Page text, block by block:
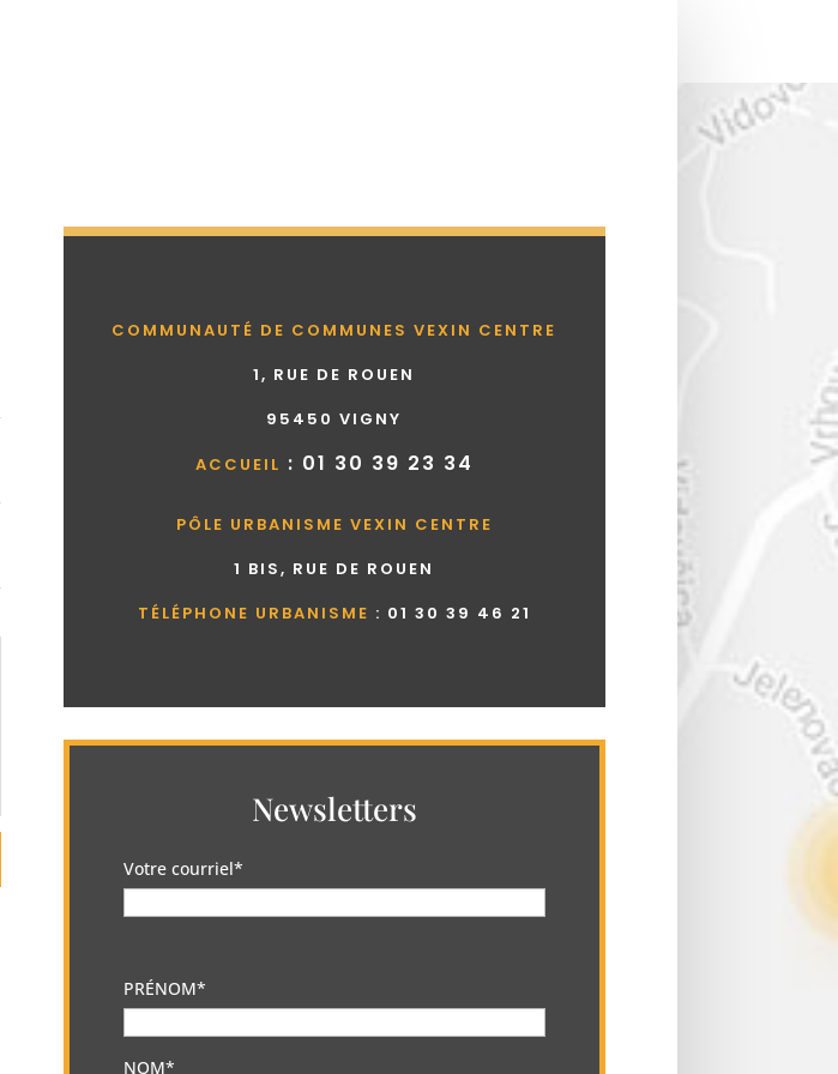
COMMUNAUTÉ DE COMMUNES VEXIN CENTRE
1, RUE DE ROUEN
95450 VIGNY
ACCUEIL : 01 30 39 23 34
PÔLE URBANISME VEXIN CENTRE
1 BIS, RUE DE ROUEN
TÉLÉPHONE URBANISME : 01 30 39 46 21
Newsletters
Votre courriel*
PRÉNOM*
NOM*